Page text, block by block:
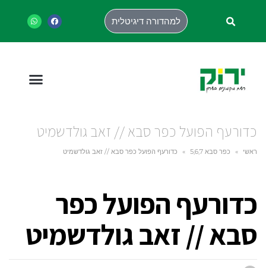
למהדורה דיגיטלית
כדורעף הפועל כפר סבא // זאב גולדשמיט
ראשי » כפר סבא 5,6,7 » כדורעף הפועל כפר סבא // זאב גולדשמיט
כדורעף הפועל כפר
סבא // זאב גולדשמיט